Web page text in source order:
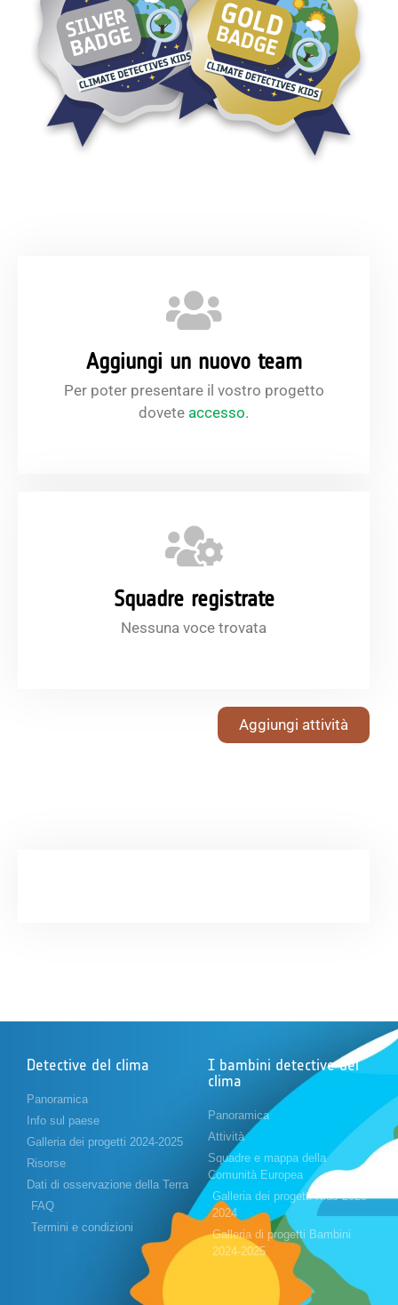
Aggiungi un nuovo team
Per poter presentare il vostro progetto
dovete accesso.
Squadre registrate
Nessuna voce trovata
Aggiungi attività
Detective del clima
Panoramica
Info sul paese
Galleria dei progetti 2024-2025
Risorse
Dati di osservazione della Terra
FAQ
Termini e condizioni
I bambini detective del
clima
Panoramica
Attività
Squadre e mappa della
Comunità Europea
Galleria dei progetti Kids 2023-
2024
Galleria di progetti Bambini
2024-2025